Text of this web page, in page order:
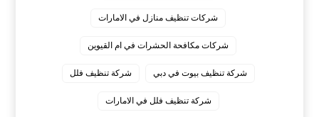
شركات تنظيف منازل في الامارات
شركات مكافحة الحشرات في ام القيوين
شركة تنظيف بيوت في دبي شركة تنظيف فلل
شركة تنظيف فلل في الامارات